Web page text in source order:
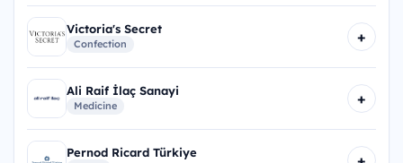
Victoria's Secret
Confection +
Ali Raif İlaç Sanayi
Medicine +
Pernod Ricard Türkiye